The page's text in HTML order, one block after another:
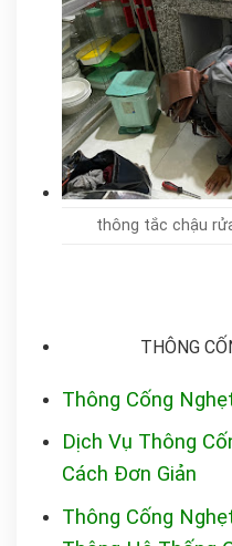
thông tắc chậu
THÔNG
Thông Cống
Dịch Vụ Thông
Cách Đơn Giản
Thông Cống